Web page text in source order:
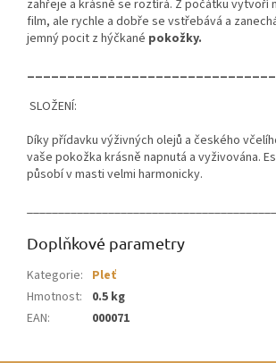
zahřeje a krásně se roztírá. Z počátku vytvoří
film, ale rychle a dobře se vstřebává a
jemný pocit z hýčkané pokožky.
SLOŽENÍ:
Díky přídavku výživných olejů a českého
vaše pokožka krásně napnutá a vyživována.
působí v masti velmi harmonicky.
Doplňkové parametry
Kategorie: Pleť
Hmotnost:
0.5 kg
EAN: 000071